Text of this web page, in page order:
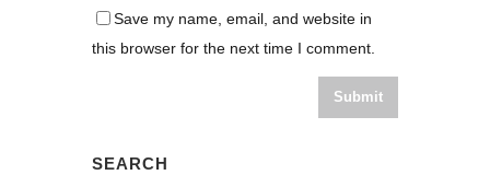
Save my name, email, and website in
this browser for the next time I comment.
SEARCH